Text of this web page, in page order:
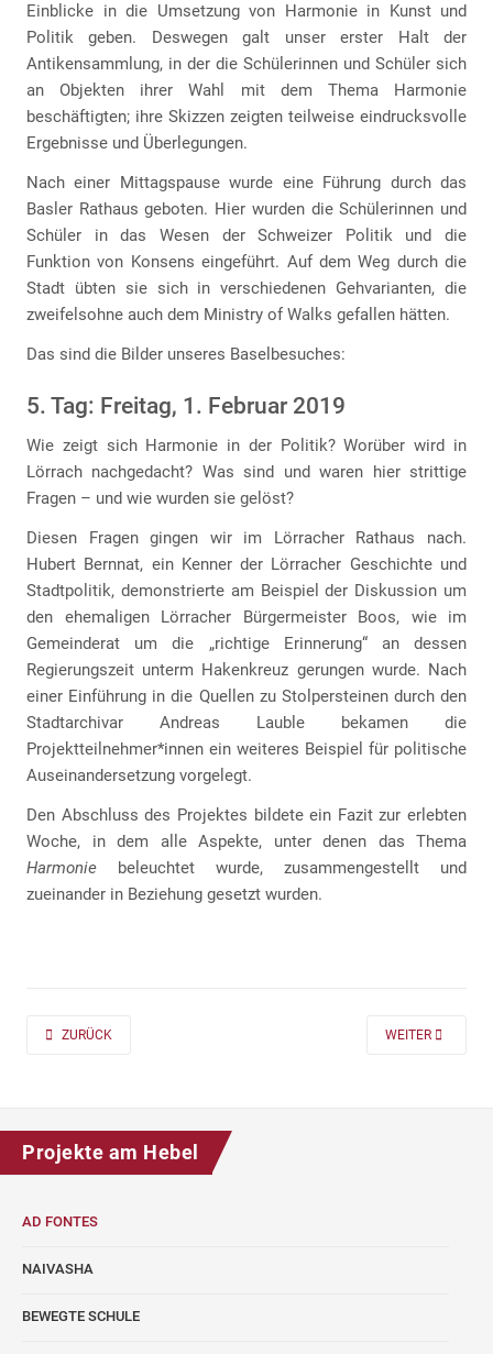
Einblicke in die Umsetzung von Harmonie in Kunst und
Politik geben. Deswegen galt unser erster Halt der
Antikensammlung, in der die Schülerinnen und Schüler sich
an Objekten ihrer Wahl mit dem Thema Harmonie
beschäftigten; ihre Skizzen zeigten teilweise eindrucksvolle
Ergebnisse und Überlegungen.
Nach einer Mittagspause wurde eine Führung durch das
Basler Rathaus geboten. Hier wurden die Schülerinnen und
Schüler in das Wesen der Schweizer Politik und die
Funktion von Konsens eingeführt. Auf dem Weg durch die
Stadt übten sie sich in verschiedenen Gehvarianten, die
zweifelsohne auch dem Ministry of Walks gefallen hätten.
Das sind die Bilder unseres Baselbesuches:
5. Tag: Freitag, 1. Februar 2019
Wie zeigt sich Harmonie in der Politik? Worüber wird in
Lörrach nachgedacht? Was sind und waren hier strittige
Fragen – und wie wurden sie gelöst?
Diesen Fragen gingen wir im Lörracher Rathaus nach.
Hubert Bernnat, ein Kenner der Lörracher Geschichte und
Stadtpolitik, demonstrierte am Beispiel der Diskussion um
den ehemaligen Lörracher Bürgermeister Boos, wie im
Gemeinderat um die „richtige Erinnerung“ an dessen
Regierungszeit unterm Hakenkreuz gerungen wurde. Nach
einer Einführung in die Quellen zu Stolpersteinen durch den
Stadtarchivar Andreas Lauble bekamen die
Projektteilnehmer*innen ein weiteres Beispiel für politische
Auseinandersetzung vorgelegt.
Den Abschluss des Projektes bildete ein Fazit zur erlebten
Woche, in dem alle Aspekte, unter denen das Thema
Harmonie beleuchtet wurde, zusammengestellt und
zueinander in Beziehung gesetzt wurden.
PREVIOUS ARTICLE: AD FONTES 2019/20 „MASS“ FÜR DIE KLASSEN 7
ZURÜCK NEXT ARTICLE:
WEITER
Projekte am Hebel
AD FONTES
NAIVASHA
BEWEGTE SCHULE